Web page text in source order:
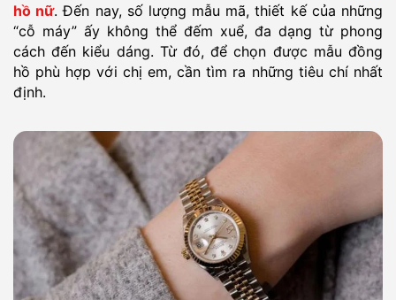
hồ nữ. Đến nay, số lượng mẫu mã, thiết kế của những
“cỗ máy” ấy không thể đếm xuể, đa dạng từ phong
cách đến kiểu dáng. Từ đó, để chọn được mẫu đồng
hồ phù hợp với chị em, cần tìm ra những tiêu chí nhất
định.